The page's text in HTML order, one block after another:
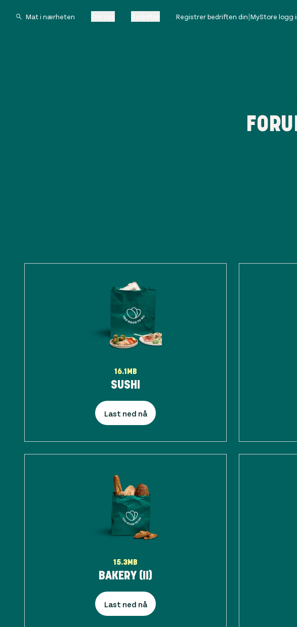
Registrer bedriften din|MyStore logg
16.1MB
SUSHI
Last ned nå
15.3MB
BAKERY (II)
Last ned nå